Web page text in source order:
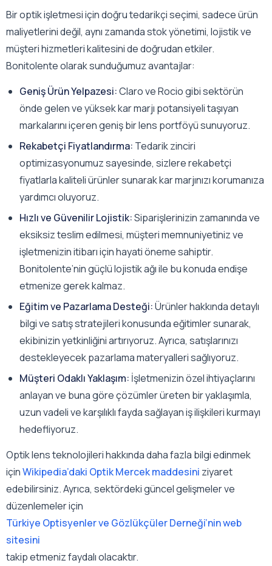
Bir optik işletmesi için doğru tedarikçi seçimi, sadece ürün
maliyetlerini değil, aynı zamanda stok yönetimi, lojistik ve
müşteri hizmetleri kalitesini de doğrudan etkiler.
Bonitolente olarak sunduğumuz avantajlar:
Geniş Ürün Yelpazesi:Claro ve Rocio gibi sektörün
önde gelen ve yüksek kar marjı potansiyeli taşıyan
markalarını içeren geniş bir lens portföyü sunuyoruz.
Rekabetçi Fiyatlandırma: Tedarik zinciri
optimizasyonumuz sayesinde, sizlere rekabetçi
fiyatlarla kaliteli ürünler sunarak kar marjınızı korumanıza
yardımcı oluyoruz.
Hızlı ve Güvenilir Lojistik:Siparişlerinizin zamanında ve
eksiksiz teslim edilmesi, müşteri memnuniyetiniz ve
işletmenizin itibarı için hayati öneme sahiptir.
Bonitolente’nin güçlü lojistik ağı ile bu konuda endişe
etmenize gerek kalmaz.
Eğitim ve Pazarlama Desteği:Ürünler hakkında detaylı
bilgi ve satış stratejileri konusunda eğitimler sunarak,
ekibinizin yetkinliğini artırıyoruz. Ayrıca, satışlarınızı
destekleyecek pazarlama materyalleri sağlıyoruz.
Müşteri Odaklı Yaklaşım: İşletmenizin özel ihtiyaçlarını
anlayan ve buna göre çözümler üreten bir yaklaşımla,
uzun vadeli ve karşılıklı fayda sağlayan iş ilişkileri kurmayı
hedefliyoruz.
Optik lens teknolojileri hakkında daha fazla bilgi edinmek
içinWikipedia’daki Optik Mercek maddesini ziyaret
edebilirsiniz. Ayrıca, sektördeki güncel gelişmeler ve
düzenlemeler için
Türkiye Optisyenler ve Gözlükçüler Derneği’nin web
sitesini
takip etmeniz faydalı olacaktır.